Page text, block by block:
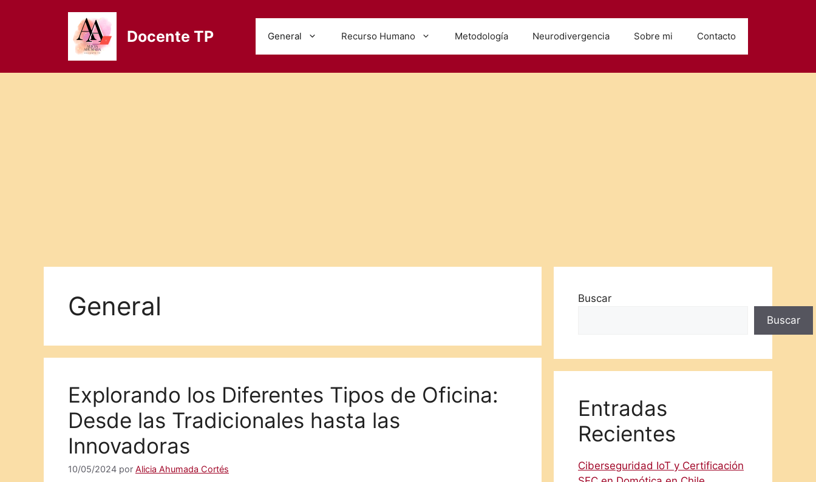
Docente TP General Recurso Humano Metodología Neurodivergencia Sobre mi Contacto
General
Explorando los Diferentes Tipos de Oficina:
Desde las Tradicionales hasta las
Innovadoras
10/05/2024 por Alicia Ahumada Cortés
Buscar
Buscar
Entradas
Recientes
Ciberseguridad IoT y Certificación